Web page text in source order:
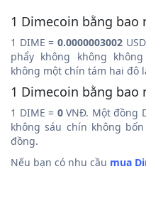
1 Dimecoin bằng bao
1 DIME = 0.0000003002
phẩy không không
không một chín tám hai đô
1 Dimecoin bằng bao
1 DIME = 0VNĐ. Một đồng
không sáu chín không
đồng.
Nếu bạn có nhu cầu mua